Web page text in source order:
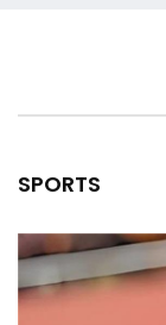
SPORTS